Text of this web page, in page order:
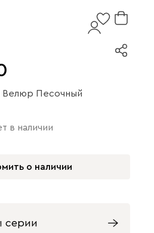
Велюр Песочный
в наличии
о наличии
серии